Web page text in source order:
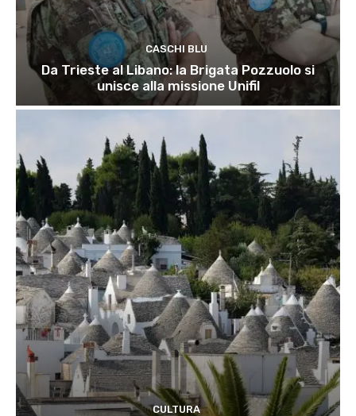
CASCHI BLU
Da Trieste al Libano: la Brigata Pozzuolo si
unisce alla missione Unifil
CULTURA